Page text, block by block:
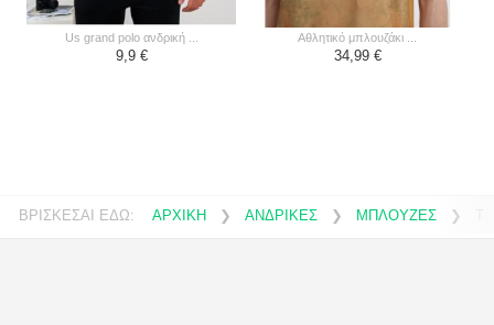
us grand polo ανδρική ...
9,9 €
αθλητικό μπλουζάκι ...
34,99 €
ΒΡΙΣΚΕΣΑΙ ΕΔΩ: ΑΡΧΙΚΗ ❯ ΑΝΔΡΙΚΕΣ ❯ ΜΠΛΟΥΖΕΣ ❯